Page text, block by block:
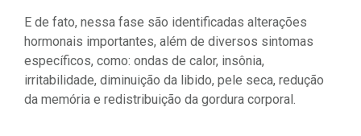
E de fato, nessa fase são identificadas alterações
hormonais importantes, além de diversos sintomas
específicos, como: ondas de calor, insônia,
irritabilidade, diminuição da libido, pele seca, redução
da memória e redistribuição da gordura corporal.